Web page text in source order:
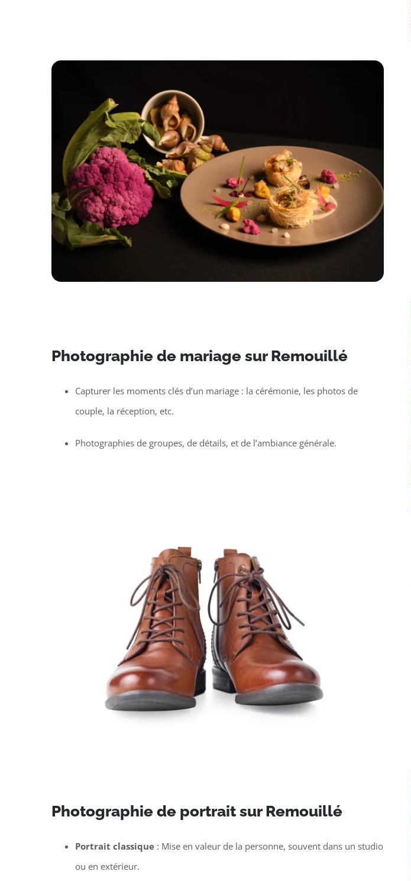
Photographie de mariage sur Remouillé
Capturer les moments clés d’un mariage : la cérémonie, les photos de
couple, la réception, etc.
Photographies de groupes, de détails, et de l’ambiance générale.
Photographie de portrait sur Remouillé
Portrait classique: Mise en valeur de la personne, souvent dans un studio
ou en extérieur.